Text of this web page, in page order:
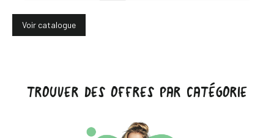
Voir catalogue
TROUVER DES OFFRES PAR CATÉGORIE